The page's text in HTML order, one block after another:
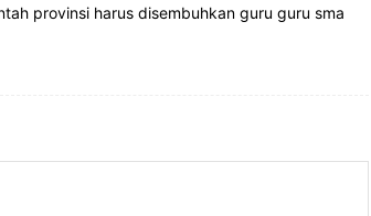
provinsi harus disembuhkan guru guru sma